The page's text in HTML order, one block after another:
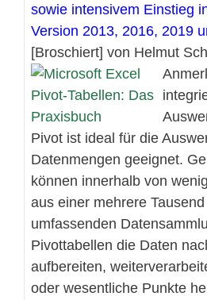
sowie intensivem Einstieg
Version 2013, 2016, 2019
[Broschiert] von Helmut
Pivot ist ideal für die
Datenmengen geeignet.
können innerhalb von
aus einer mehrere
umfassenden
Pivottabellen die Daten
aufbereiten,
oder wesentliche Punkte